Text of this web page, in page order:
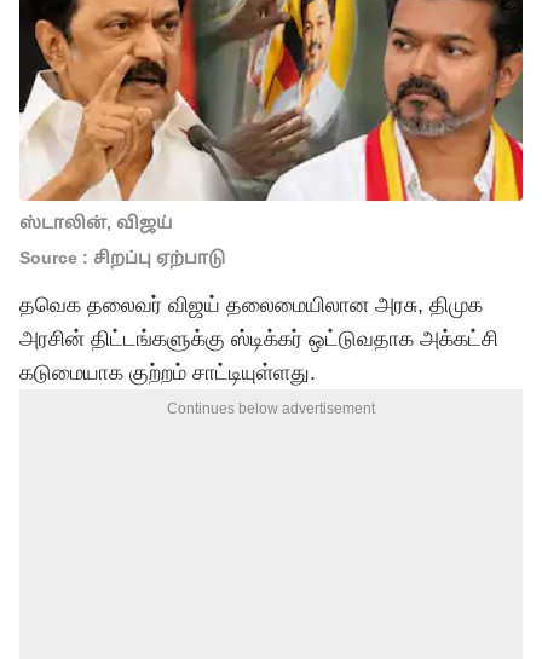
ஸ்டாலின், விஜய்
Source : சிறப்பு ஏற்பாடு
தவெக தலைவர் விஜய் தலைமையிலான அரசு, திமுக
அரசின் திட்டங்களுக்கு ஸ்டிக்கர் ஒட்டுவதாக அக்கட்சி
கடுமையாக குற்றம் சாட்டியுள்ளது.
Continues below advertisement